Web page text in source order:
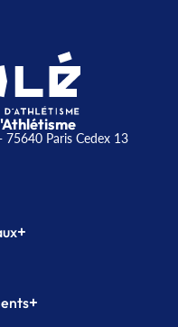
Paris Cedex 13
+
+